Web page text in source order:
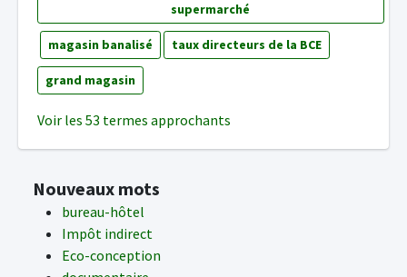
supermarché
magasin banalisé taux directeurs de la BCE
grand magasin
Voir les 53 termes approchants
Nouveaux mots
bureau-hôtel
Impôt indirect
Eco-conception